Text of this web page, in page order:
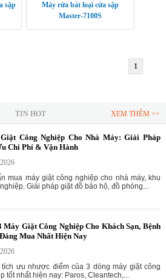
sập
Máy rửa bát loại cửa sập
Master-7100S
1
TIN HOT XEM THÊM >>
Công Nghiệp Cho Nhà Máy: Giải Pháp
Chi Phí & Vận Hành
mua máy giặt công nghiệp cho nhà máy, khu
Giải pháp giặt đồ bảo hộ, đồ phòng...
Máy Giặt Công Nghiệp Cho Khách Sạn, Bệnh
Mua Nhất Hiện Nay
tích ưu nhược điểm của 3 dòng máy giặt công
tốt nhất hiện nay: Paros, Cleantech,...